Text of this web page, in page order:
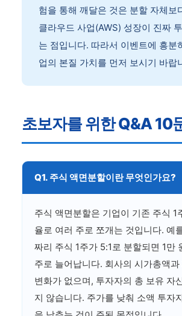
험을 통해 깨달은 것은 분할 자체보
클라우드 사업(AWS) 성장이 진짜
는 점입니다. 따라서 이벤트에 흥분
업의 본질 가치를 먼저 보시기 바랍
초보자를 위한 Q&A 10
Q1. 주식 액면분할이란 무엇인가요?
주식 액면분할은 기업이 기존 주식 1
율로 여러 주로 쪼개는 것입니다. 예
짜리 주식 1주가 5:1로 분할되면 1만
주로 늘어납니다. 회사의 시가총액
변화가 없으며, 투자자의 총 보유 자
지 않습니다. 주가를 낮춰 소액 투자